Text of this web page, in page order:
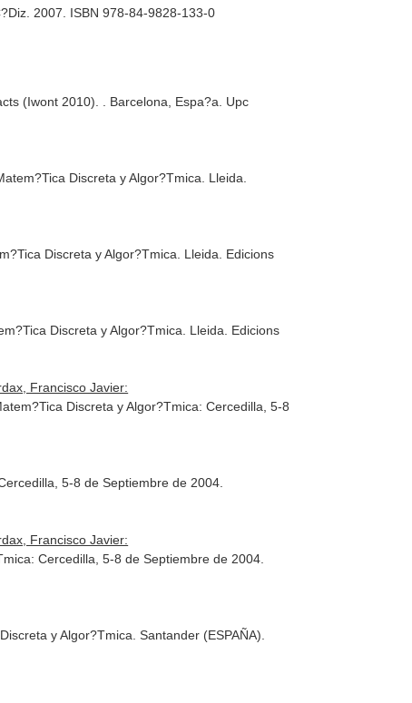
2007. ISBN 978-84-9828-133-0
(Iwont 2010) . . Barcelona, Espa?a. Upc
Discreta y Algor?Tmica . Lleida.
Discreta y Algor?Tmica . Lleida. Edicions
Discreta y Algor?Tmica . Lleida. Edicions
Francisco Javier:
Discreta y Algor?Tmica: Cercedilla, 5-8
5-8 de Septiembre de 2004
Francisco Javier:
Cercedilla, 5-8 de Septiembre de 2004
y Algor?Tmica . Santander (ESPAÑA).